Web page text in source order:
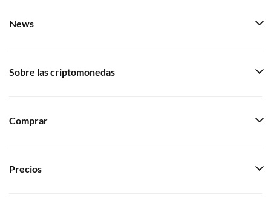
News
Sobre las criptomonedas
Comprar
Precios